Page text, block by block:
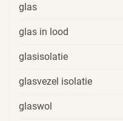
glas
glas in lood
glasisolatie
glasvezel isolatie
glaswol